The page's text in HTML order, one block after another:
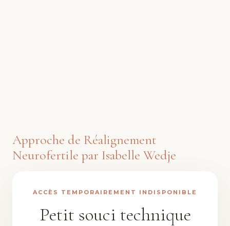
Approche de Réalignement
Neurofertile par Isabelle Wedje
ACCÈS TEMPORAIREMENT INDISPONIBLE
Petit souci technique